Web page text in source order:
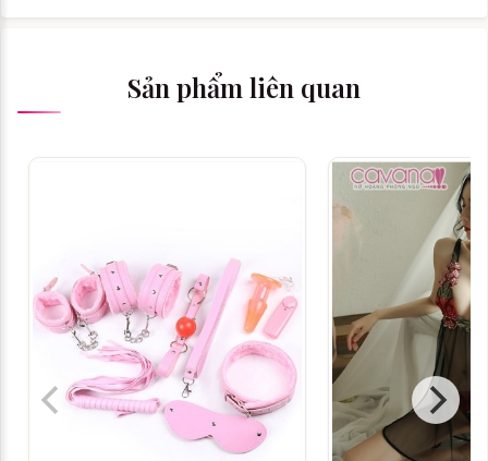
Sản phẩm liên quan